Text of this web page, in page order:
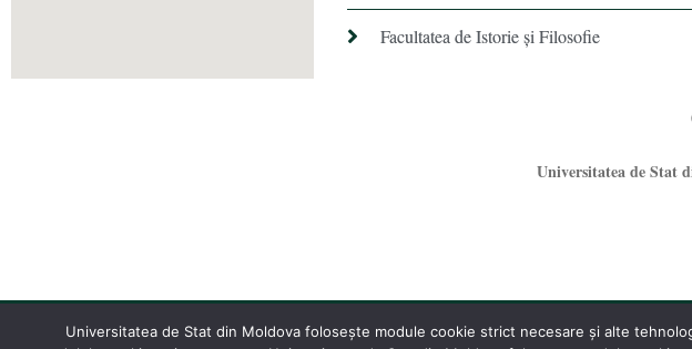
Facultatea de Istorie şi Filosofie
Universitatea de Stat
Universitatea de Stat din Moldova folosește module cookie strict necesare și alte